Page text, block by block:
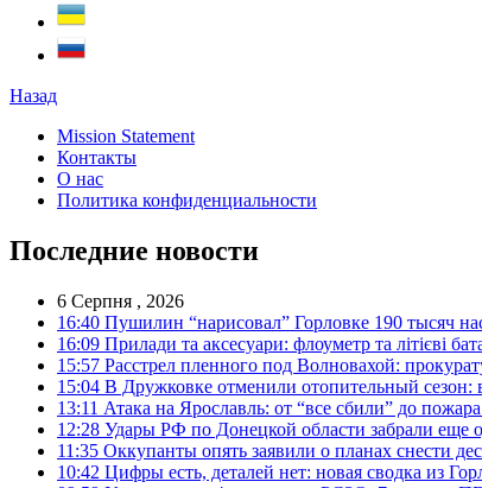
Назад
Mission Statement
Контакты
О нас
Политика конфиденциальности
Последние новости
6 Серпня , 2026
16:40 Пушилин “нарисовал” Горловке 190 тысяч
16:09 Прилади та аксесуари: флоуметр та літієві
15:57 Расстрел пленного под Волновахой:
15:04 В Дружковке отменили отопительный сезон:
13:11 Атака на Ярославль: от “все сбили” до
12:28 Удары РФ по Донецкой области забрали еще
11:35 Оккупанты опять заявили о планах снести
10:42 Цифры есть, деталей нет: новая сводка из